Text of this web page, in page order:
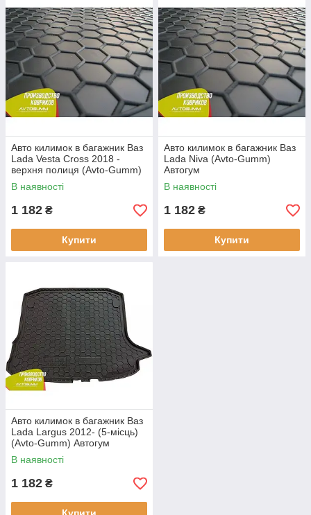
Авто килимок в багажник Ваз
Lada Vesta Cross 2018 -
верхня полиця (Avto-Gumm)
Автогум
В наявності
1 182 ₴
Купити
Авто килимок в багажник Ваз
Lada Niva (Avto-Gumm)
Автогум
В наявності
1 182 ₴
Купити
Авто килимок в багажник Ваз
Lada Largus 2012- (5-місць)
(Avto-Gumm) Автогум
В наявності
1 182 ₴